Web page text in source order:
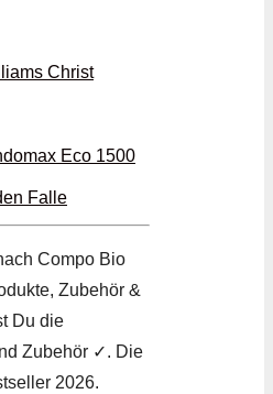
Christ
Eco 1500
Falle
Compo Bio
Zubehör &
Du die
Zubehör ✓. Die
2026.